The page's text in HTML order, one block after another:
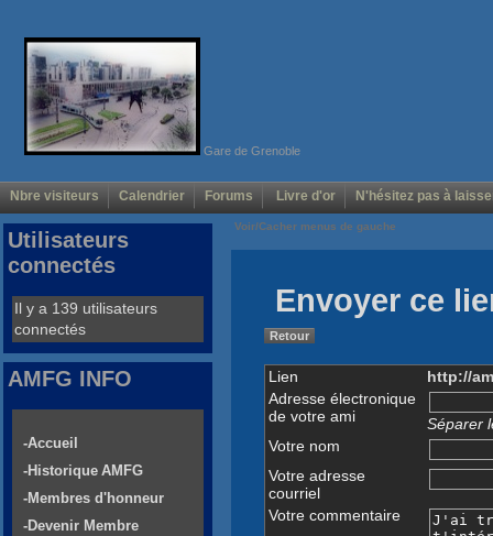
Gare de Grenoble
Nbre visiteurs Calendrier Forums Livre d'or N'hésitez pas à
Voir/Cacher menus de gauche
Envoyer ce
Retour
Lien
http://
Adresse électronique
de votre ami
Séparer
Votre nom
Votre adresse
courriel
Votre commentaire
Utilisateurs
connectés
Il y a 139 utilisateurs
connectés
AMFG INFO
-Accueil
-Historique AMFG
-Membres d'honneur
-Devenir Membre